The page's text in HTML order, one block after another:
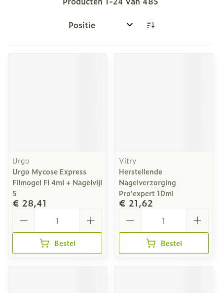
Sorteer op:
Urgo
Urgo Mycose Express
Filmogel Fl 4ml + Nagelvijl
5
€ 28,41
Bestel
Vitry
Herstellende
Nagelverzorging
Pro'expert 10ml
€ 21,62
Bestel